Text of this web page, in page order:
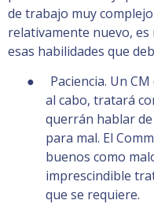
de trabajo muy
relativamente nuevo, es
esas habilidades que
● Paciencia. Un CM
al cabo, tratará
querrán hablar
para mal. El
buenos como
imprescindible
que se requiere.